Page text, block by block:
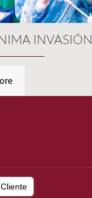
INVASIÓN
DE PRIVACIDAD